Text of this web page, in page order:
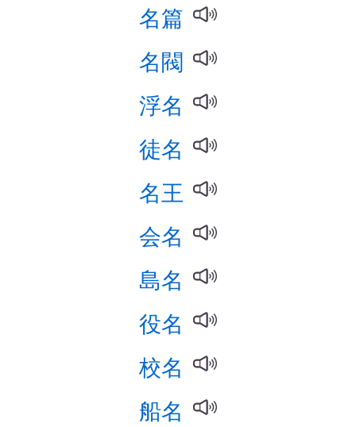
名篇
名閥
浮名
徒名
名王
会名
島名
役名
校名
船名